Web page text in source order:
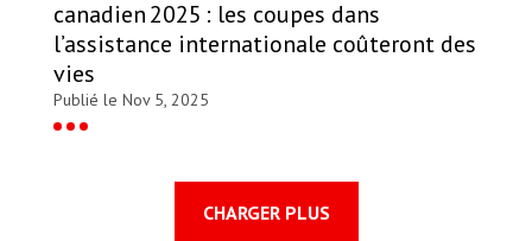
canadien 2025 : les coupes dans
l’assistance internationale coûteront des
vies
Publié le Nov 5, 2025
CHARGER PLUS